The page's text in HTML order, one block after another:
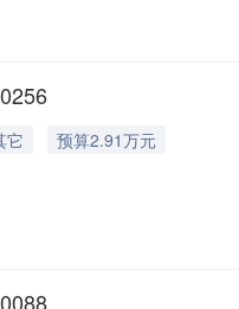
它
预算2.91万元